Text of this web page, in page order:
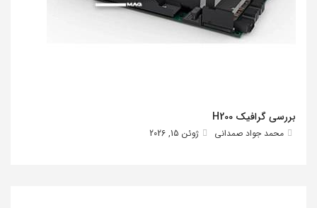
بررسی گرافیک H200
محمد جواد صمدانی ژوئن 15, 2026